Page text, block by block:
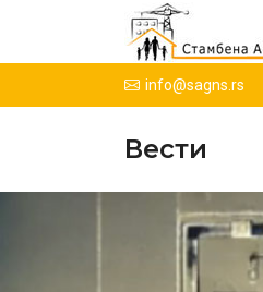
info@sagns.rs
Вести